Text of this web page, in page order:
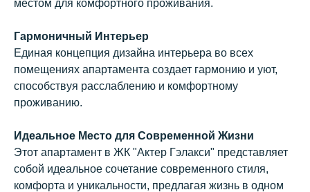
местом для комфортного проживания.
Гармоничный Интерьер
Единая концепция дизайна интерьера во всех
помещениях апартамента создает гармонию и уют,
способствуя расслаблению и комфортному
проживанию.
Идеальное Место для Современной Жизни
Этот апартамент в ЖК "Актер Гэлакси" представляет
собой идеальное сочетание современного стиля,
комфорта и уникальности, предлагая жизнь в одном
+7
Нажимая кнопку «Заказать звонок»,
вы соглашаетесь с условиями
политики конфиденциальности